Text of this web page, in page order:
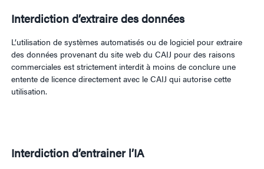
Interdiction d’extraire des données
L’utilisation de systèmes automatisés ou de logiciel pour extraire
des données provenant du site web du CAIJ pour des raisons
commerciales est strictement interdit à moins de conclure une
entente de licence directement avec le CAIJ qui autorise cette
utilisation.
Interdiction d’entrainer l’IA